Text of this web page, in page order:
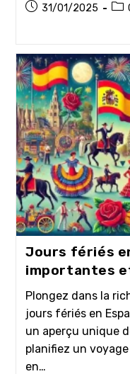
Publication
31/01/2025
Jours fériés
importantes
Plongez dans la
jours fériés en
un aperçu unique
planifiez un
en…